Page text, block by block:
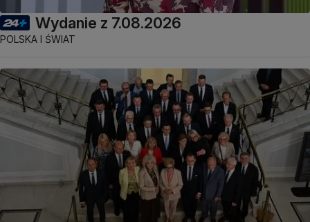
Wydanie z 7.08.2026
POLSKA I ŚWIAT